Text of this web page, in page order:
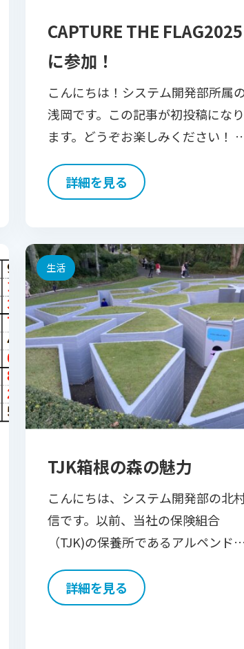
CAPTURE THE FLAG2025
に参加！
こんにちは！システム開発部所属
浅岡です。この記事が初投稿になり
ます。どうぞお楽しみください！
「CAPTURE THE FLAG」ですが、ロ
ーコードプラットフォームの
詳細を見る
生活
TJK箱根の森の魅力
こんにちは、システム開発部の北
信です。以前、当社の保険組合
（TJK)の保養所であるアルペンドル
TJK箱根の森をご紹介します。 ■ ア
クセス良好な立地 TJK箱根の森は、
詳細を見る